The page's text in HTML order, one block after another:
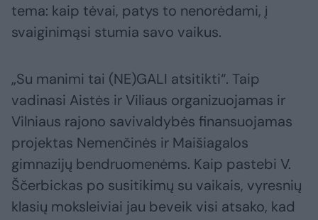
tema: kaip tėvai, patys to nenorėdami, į
svaiginimąsi stumia savo vaikus.
„Su manimi tai (NE)GALI atsitikti“. Taip
vadinasi Aistės ir Viliaus organizuojamas ir
Vilniaus rajono savivaldybės finansuojamas
projektas Nemenčinės ir Maišiagalos
gimnazijų bendruomenėms. Kaip pastebi V.
Ščerbickas po susitikimų su vaikais, vyresnių
klasių moksleiviai jau beveik visi atsako, kad